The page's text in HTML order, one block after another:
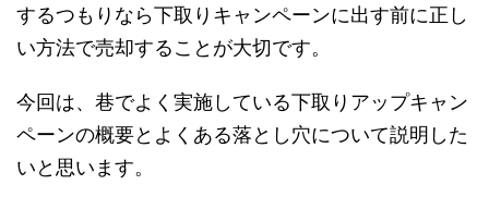
するつもりなら下取りキャンペーンに出す前に正し
い方法で売却することが大切です。
今回は、巷でよく実施している下取りアップキャン
ペーンの概要とよくある落とし穴について説明した
いと思います。